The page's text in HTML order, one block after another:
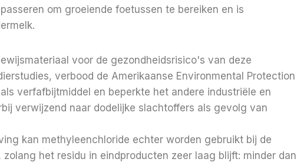
om groeiende foetussen te bereiken en is
voor de gezondheidsrisico's van deze
verbood de Amerikaanse Environmental Protection
verfafbijtmiddel en beperkte het andere industriële en
verwijzend naar dodelijke slachtoffers als gevolg van
kan methyleenchloride echter worden gebruikt bij de
het residu in eindproducten zeer laag blijft: minder dan